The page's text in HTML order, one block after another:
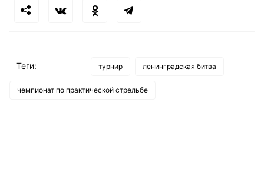
Теги: турнир ленинградская битва
чемпионат по практической стрельбе